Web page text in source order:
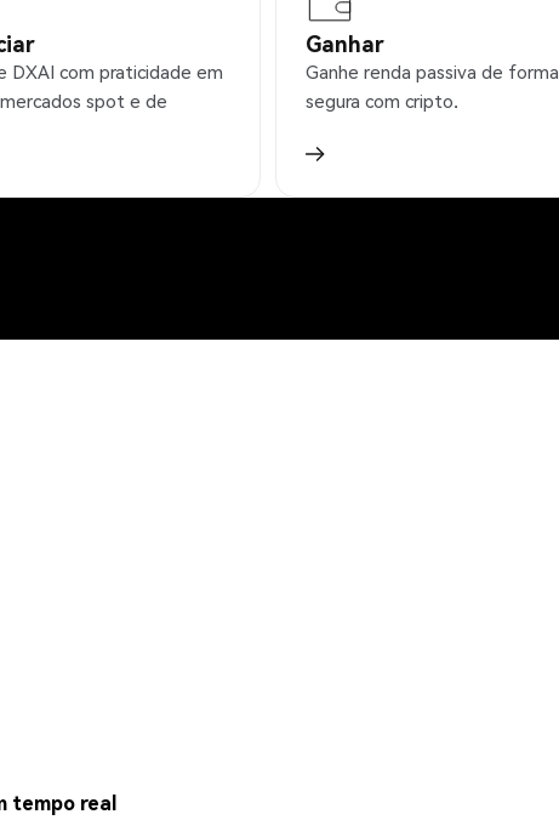
DXAI com praticidade em
spot e de
Ganhar
Ganhe renda passiva de forma
segura com cripto.
tempo real